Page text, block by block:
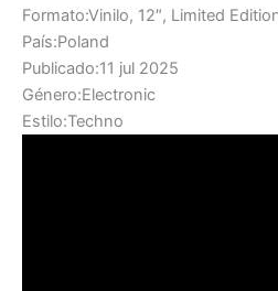
Formato:Vinilo, 12″, Limited
País:Poland
Publicado:11 jul 2025
Género:Electronic
Estilo:Techno